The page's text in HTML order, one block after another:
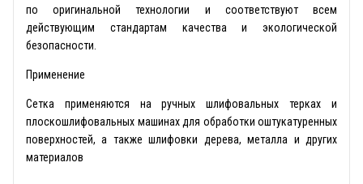
по оригинальной технологии и соответствуют всем
действующим стандартам качества и экологической
безопасности.
Применение
Сетка применяются на ручных шлифовальных терках и
плоскошлифовальных машинах для обработки оштукатуренных
поверхностей, а также шлифовки дерева, металла и других
материалов